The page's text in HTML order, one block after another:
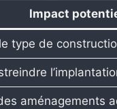
Impact
type de
aménagements